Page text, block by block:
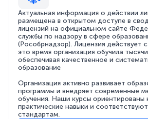
Актуальная информация о действии
размещена в открытом доступе в
лицензий на официальном сайте
службы по надзору в сфере
(Рособрнадзор). Лицензия действует
это время организация обучила
обеспечивая качественное и
образование
Организация активно развивает
программы и внедряет современные
обучения. Наши курсы ориентированы
практические навыки и
стандартам.